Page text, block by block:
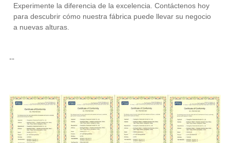
Experimente la diferencia de la excelencia. Contáctenos hoy
para descubrir cómo nuestra fábrica puede llevar su negocio
a nuevas alturas.
--